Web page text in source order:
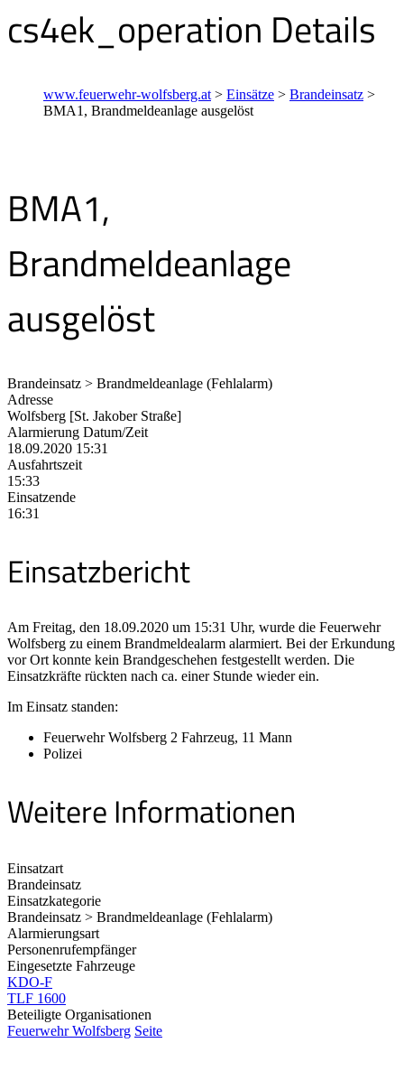
cs4ek_operation Details
www.feuerwehr-wolfsberg.at > Einsätze > Brandeinsatz >
BMA1, Brandmeldeanlage ausgelöst
BMA1,
Brandmeldeanlage
ausgelöst
Brandeinsatz > Brandmeldeanlage (Fehlalarm)
Adresse
Wolfsberg [St. Jakober Straße]
Alarmierung Datum/Zeit
18.09.2020 15:31
Ausfahrtszeit
15:33
Einsatzende
16:31
Einsatzbericht
Am Freitag, den 18.09.2020 um 15:31 Uhr, wurde die Feuerwehr
Wolfsberg zu einem Brandmeldealarm alarmiert. Bei der Erkundung
vor Ort konnte kein Brandgeschehen festgestellt werden. Die
Einsatzkräfte rückten nach ca. einer Stunde wieder ein.
Im Einsatz standen:
Feuerwehr Wolfsberg 2 Fahrzeug, 11 Mann
Polizei
Weitere Informationen
Einsatzart
Brandeinsatz
Einsatzkategorie
Brandeinsatz > Brandmeldeanlage (Fehlalarm)
Alarmierungsart
Personenrufempfänger
Eingesetzte Fahrzeuge
KDO-F
TLF 1600
Beteiligte Organisationen
Feuerwehr Wolfsberg Seite